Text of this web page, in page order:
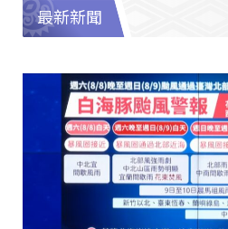
最新新聞